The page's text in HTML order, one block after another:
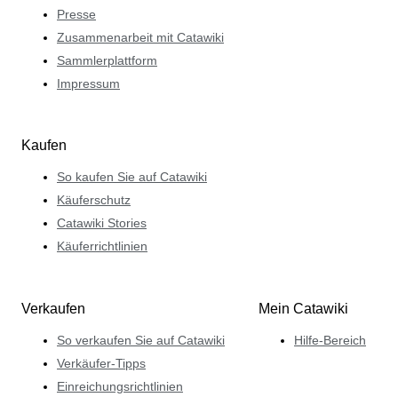
Presse
Zusammenarbeit mit Catawiki
Sammlerplattform
Impressum
Kaufen
So kaufen Sie auf Catawiki
Käuferschutz
Catawiki Stories
Käuferrichtlinien
Verkaufen
So verkaufen Sie auf Catawiki
Verkäufer-Tipps
Einreichungsrichtlinien
Mein Catawiki
Hilfe-Bereich